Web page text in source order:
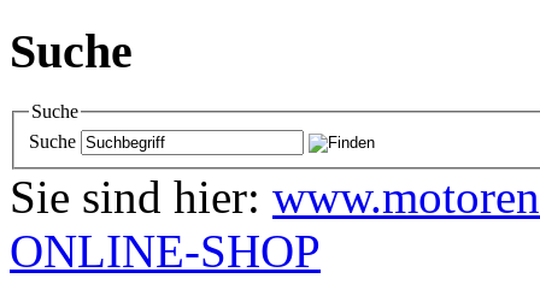
Suche
Suche
Suche
Sie sind hier:
ONLINE-SHOP